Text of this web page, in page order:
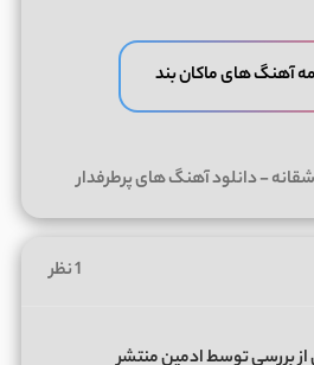
آهنگ های ماکان بند
-دانلود آهنگ های پرطرفدار
1 نظر
بررسی توسط ادمین منتشر